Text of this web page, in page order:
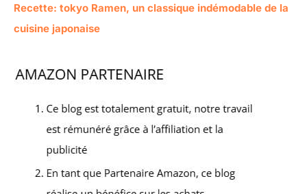
Recette: tokyo Ramen, un classique indémodable de la
cuisine japonaise